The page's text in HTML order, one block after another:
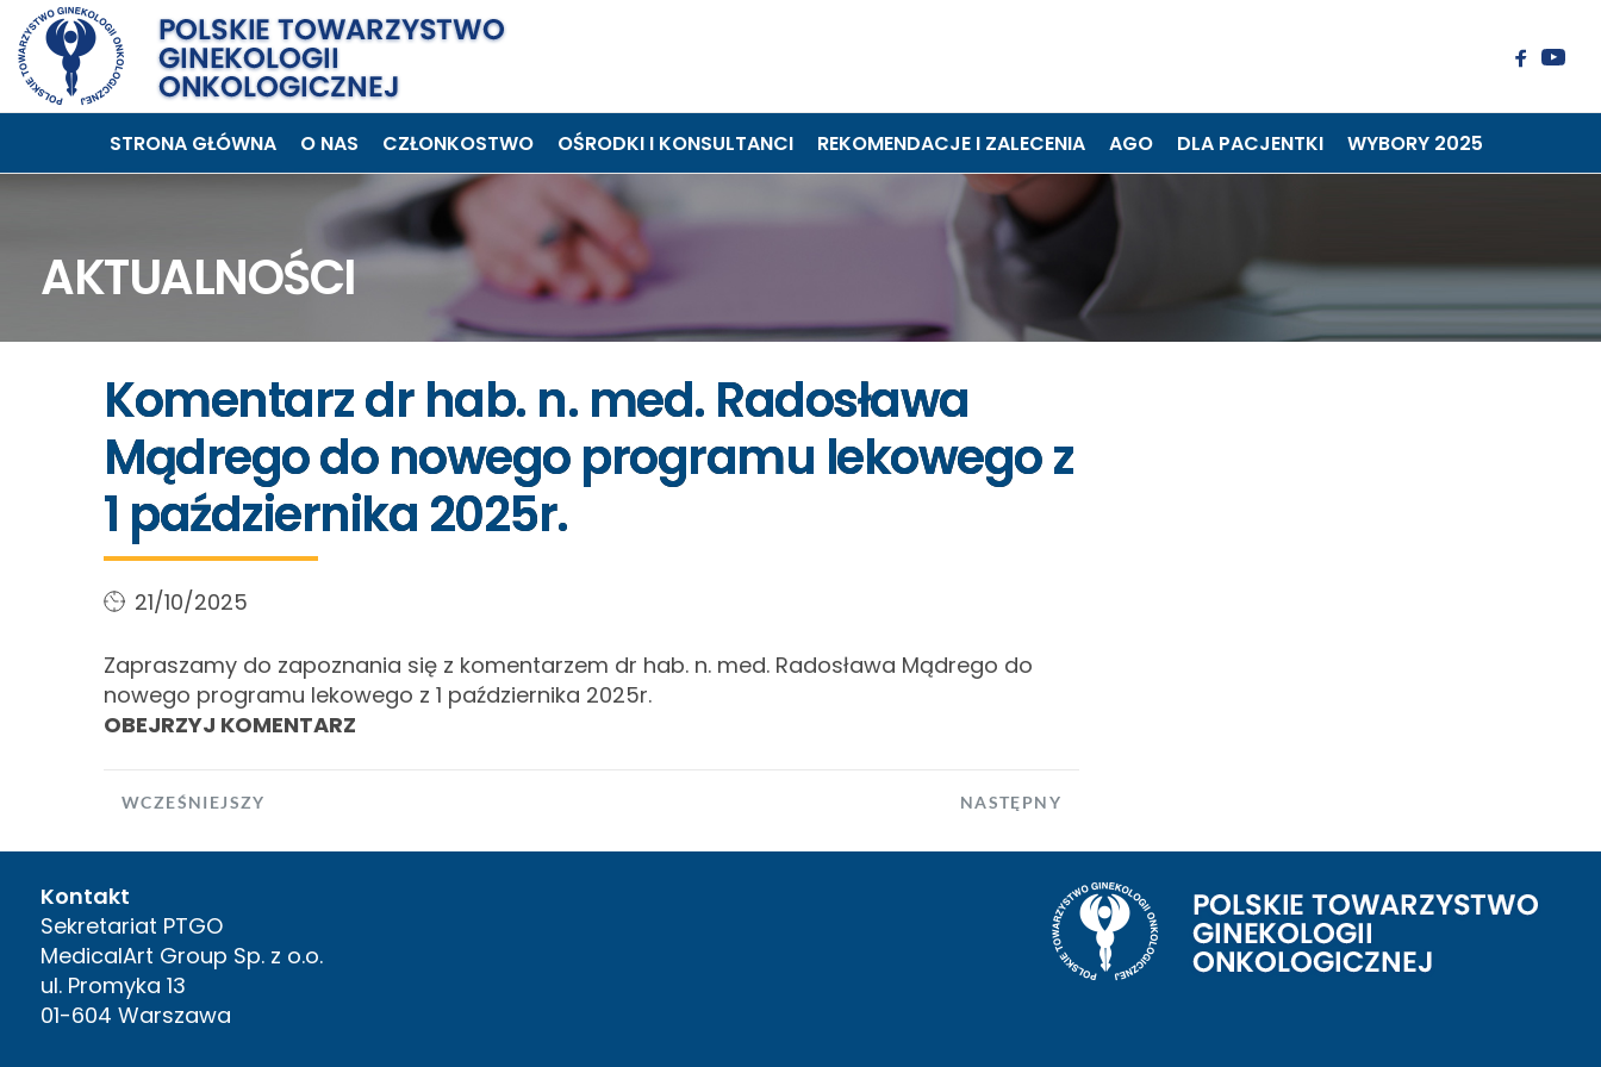
STRONA GŁÓWNA O NAS CZŁONKOSTWO OŚRODKI I KONSULTANCI REKOMENDACJE I ZALECENIA AGO DLA PACJENTKI WYBORY 2025
AKTUALNOŚCI
Komentarz dr hab. n. med. Radosława
Mądrego do nowego programu lekowego z
1 października 2025r.
21/10/2025
Zapraszamy do zapoznania się z komentarzem dr hab. n. med. Radosława Mądrego do
nowego programu lekowego z 1 października 2025r.
OBEJRZYJ KOMENTARZ
WCZEŚNIEJSZY NASTĘPNY
Kontakt
Sekretariat PTGO
MedicalArt Group Sp. z o.o.
ul. Promyka 13
01-604 Warszawa